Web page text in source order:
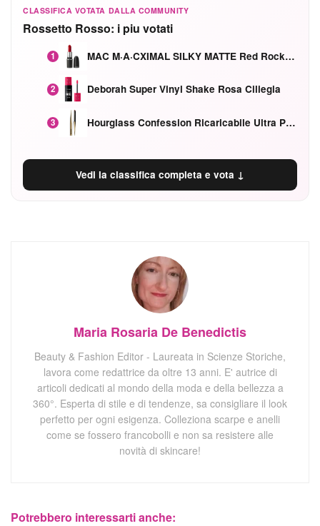
CLASSIFICA VOTATA DALLA COMMUNITY
Rossetto Rosso: i piu votati
1 MAC M·A·CXIMAL SILKY MATTE Red Rock mat
2 Deborah Super Vinyl Shake Rosa Ciliegia
3 Hourglass Confession Ricaricabile Ultra Preciso Ad Alta Intensità Secretly Classic Red
Vedi la classifica completa e vota ↓
Maria Rosaria De Benedictis
Beauty & Fashion Editor - Laureata in Scienze Storiche,
lavora come redattrice da oltre 13 anni. E' autrice di
articoli dedicati al mondo della moda e della bellezza a
360°. Esperta di stile e di tendenze, sa consigliare il look
perfetto per ogni esigenza. Colleziona scarpe e anelli
come se fossero francobolli e non sa resistere alle
novità di skincare!
Potrebbero interessarti anche: